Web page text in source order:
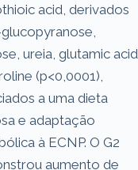
acid, derivados
ureia, glutamic acid
(p<0,0001),
a uma dieta
e adaptação
à ECNP. O G2
aumento de